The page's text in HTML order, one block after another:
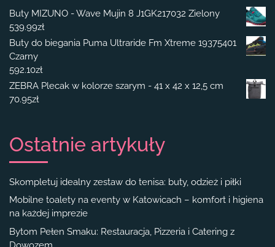
Buty MIZUNO - Wave Mujin 8 J1GK217032 Zielony
539.99zł
Buty do biegania Puma Ultraride Fm Xtreme 19375401
Czarny
592.10zł
ZEBRA Plecak w kolorze szarym - 41 x 42 x 12,5 cm
70.95zł
Ostatnie artykuły
Skompletuj idealny zestaw do tenisa: buty, odzież i piłki
Mobilne toalety na eventy w Katowicach – komfort i higiena
na każdej imprezie
Bytom Pełen Smaku: Restauracja, Pizzeria i Catering z